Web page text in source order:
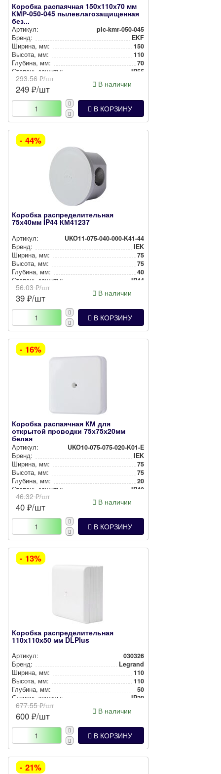
Коробка распаячная 150х110х70 мм
КМР-050-045 пылевлагозащищенная
без...
Артикул:
plc-kmr-050-045
Бренд:
EKF
Ширина, мм:
150
Высота, мм:
110
Глубина, мм:
70
Степень защиты:
IP55
Цвет:
Способ монтажа:
Накладной
293.56₽/шт
249 ₽/шт В наличии
В КОРЗИНУ
- 44%
Коробка распределительная
75х40мм IP44 КМ41237
Артикул:
UKO11-075-040-000-K41-44
Бренд:
IEK
Ширина, мм:
75
Высота, мм:
75
Глубина, мм:
40
Степень защиты:
IP44
Цвет:
Способ монтажа:
Накладной
56.03₽/шт
39 ₽/шт В наличии
В КОРЗИНУ
- 16%
Коробка распаячная КМ для
открытой проводки 75х75х20мм
белая
Артикул:
UKO10-075-075-020-K01-E
Бренд:
IEK
Ширина, мм:
75
Высота, мм:
75
Глубина, мм:
20
Степень защиты:
IP40
Цвет:
Способ монтажа:
Накладной
46.32₽/шт
40 ₽/шт В наличии
В КОРЗИНУ
- 13%
Коробка распределительная
110х110х50 мм DLPlus
Артикул:
030326
Бренд:
Legrand
Ширина, мм:
110
Высота, мм:
110
Глубина, мм:
50
Степень защиты:
IP20
Цвет:
Способ монтажа:
Накладной
677.55₽/шт
600 ₽/шт В наличии
В КОРЗИНУ
- 21%